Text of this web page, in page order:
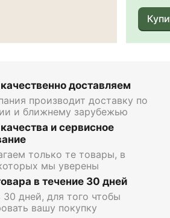
доставляем
производит доставку по
и ближнему зарубежью
и сервисное
только те товары, в
мы уверены
в течение 30 дней
30 дней, для того чтобы
вашу покупку